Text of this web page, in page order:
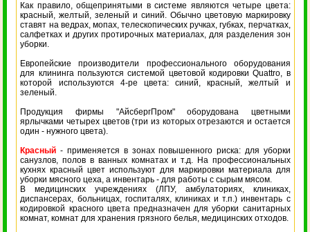
Как правило, общепринятыми в системе являются четыре цвета:
красный, желтый, зеленый и синий. Обычно цветовую маркировку
ставят на ведрах, мопах, телескопических ручках, губках, перчатках,
салфетках и других протирочных материалах, для разделения зон
уборки.
Европейские производители профессионального оборудования
для клининга пользуются системой цветовой кодировки Quattro, в
которой используются 4-ре цвета: синий, красный, желтый и
зеленый.
Продукция фирмы "АйсбергПром" оборудована цветными
ярлычками четырех цветов (три из которых отрезаются и остается
один - нужного цвета).
Красный - применяется в зонах повышенного риска: для уборки
санузлов, полов в ванных комнатах и т.д. На профессиональных
кухнях красный цвет используют для маркировки материала для
уборки мясного цеха, а инвентарь - для работы с сырым мясом.
В медицинских учреждениях (ЛПУ, амбулаториях, клиниках,
диспансерах, больницах, госпиталях, клиниках и т.п.) инвентарь с
кодировкой красного цвета предназначен для уборки санитарных
комнат, комнат для хранения грязного белья, медицинских отходов.